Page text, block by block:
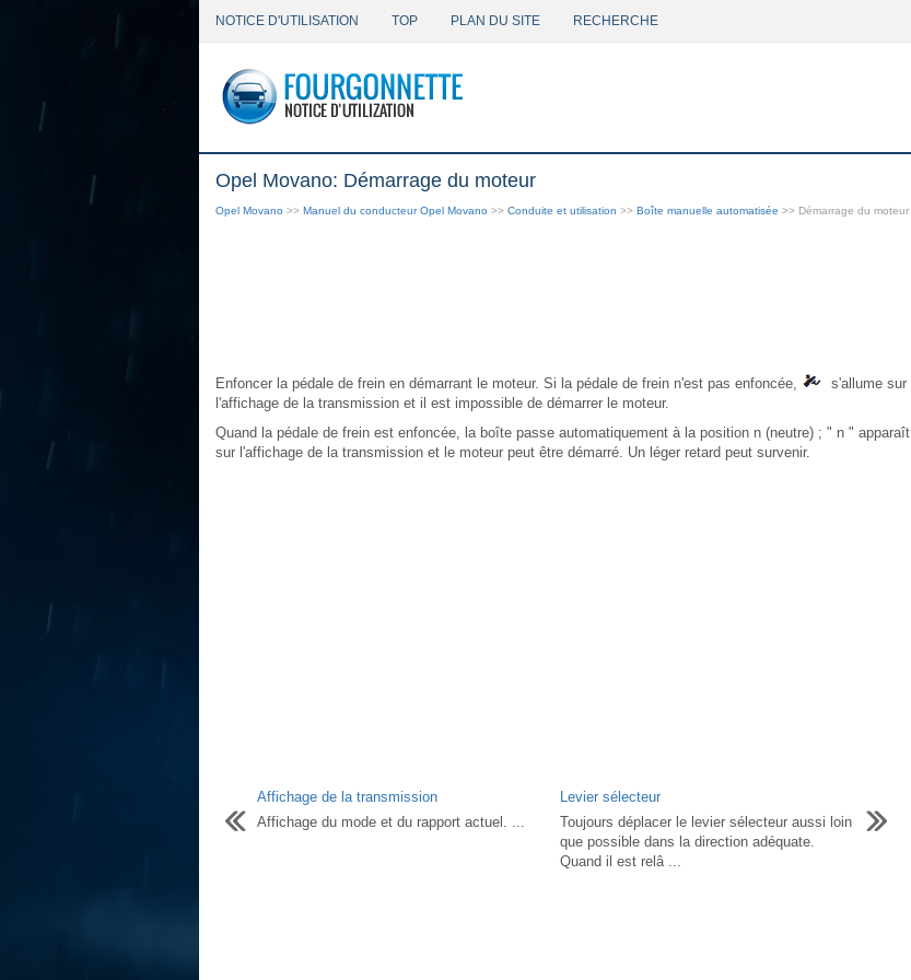
NOTICE D'UTILISATION TOP PLAN DU SITE RECHERCHE
Opel Movano: Démarrage du moteur
Opel Movano >> Manuel du conducteur Opel Movano >> Conduite et utilisation >> Boîte manuelle automatisée >> Démarrage du moteur
Enfoncer la pédale de frein en démarrant le moteur. Si la pédale de frein n'est pas enfoncée,
s'allume sur
l'affichage de la transmission et il est impossible de démarrer le moteur.
Quand la pédale de frein est enfoncée, la boîte passe automatiquement à la position n (neutre) ; " n " apparaît
sur l'affichage de la transmission et le moteur peut être démarré. Un léger retard peut survenir.
Affichage de la transmission
Affichage du mode et du rapport actuel. ...
Levier sélecteur
Toujours déplacer le levier sélecteur aussi loin
que possible dans la direction adéquate.
Quand il est relâ ...